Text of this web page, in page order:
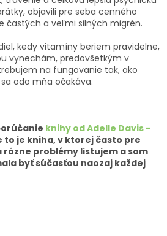
objavili pre seba cenného
častých a veľmi silných migrén.
kedy vitamíny beriem pravidelne,
vynechám, predovšetkým v
na fungovanie tak, ako
odo mňa očakáva.
knihy od Adelle Davis -
to je kniha, v ktorej často pre
problémy listujem a som
byť súčasťou naozaj každej